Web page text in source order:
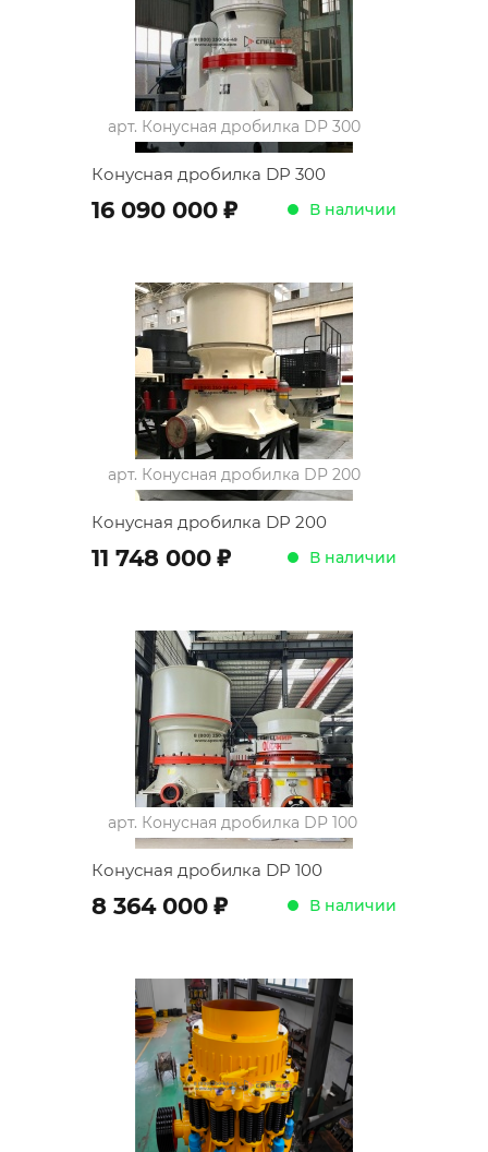
арт. Конусная дробилка DP 300
Конусная дробилка DP 300
16 090 000 ; В наличии
арт. Конусная дробилка DP 200
Конусная дробилка DP 200
11 748 000 ; В наличии
арт. Конусная дробилка DP 100
Конусная дробилка DP 100
8 364 000 ; В наличии